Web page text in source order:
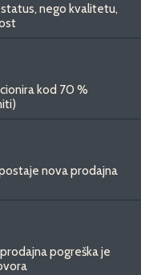
status, nego kvalitetu,
kod 70 %
nova prodajna
pogreška je